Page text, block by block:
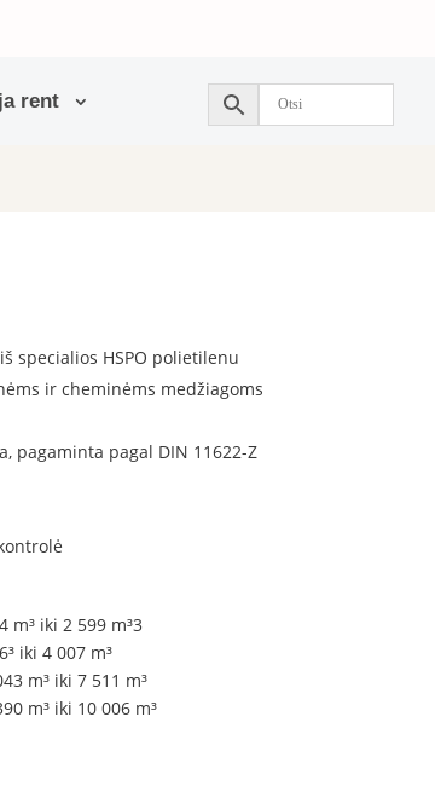
rent
specialios HSPO polietilenu
ir cheminėms medžiagoms
pagaminta pagal DIN 11622-Z
m³ iki 2 599 m³3
iki 4 007 m³
m³ iki 7 511 m³
m³ iki 10 006 m³